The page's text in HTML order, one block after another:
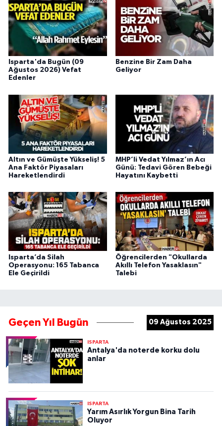
Isparta'da Bugün (09
Ağustos 2026) Vefat
Edenler
Benzine Bir Zam Daha
Geliyor
Altın ve Gümüşte Yükseliş! 5
Ana Faktör Piyasaları
Hareketlendirdi
MHP’li Vedat Yılmaz’ın Acı
Günü: Tedavi Gören Bebeği
Hayatını Kaybetti
Isparta’da Silah
Operasyonu: 165 Tabanca
Ele Geçirildi
Öğrencilerden "Okullarda
Akıllı Telefon Yasaklasın"
Talebi
Geçen Yıl Bugün 09 Ağustos 2025
ISPARTA
Antalya'da noterde korku dolu
anlar
ISPARTA
Yarım Asırlık Yorgun Bina Tarih
Oluyor